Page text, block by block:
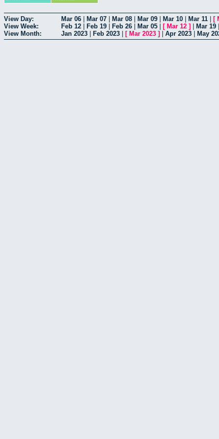
View Day: Mar 06 Mar 07 Mar 08 Mar 09 Mar 10 Mar 11 [
View Week:
Feb 12 Feb 19 Feb 26 Mar 05 [ Mar 12 ] Mar 19
View Month:
Jan 2023 Feb 2023 [ Mar 2023 ] Apr 2023 May